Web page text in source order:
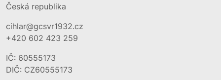
Česká republika
cihlar@gcsvr1932.cz
+420 602 423 259
IČ: 60555173
DIČ: CZ60555173